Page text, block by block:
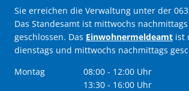
Sie erreichen die Verwaltung unter der
Das Standesamt ist mittwochs nachmittags
geschlossen. Das Einwohnermeldeamt ist
dienstags und mittwochs nachmittags
Montag
08:00 - 12:00 Uhr
Von 08:00 bis 12:00 Uhr
13:30 - 16:00 Uhr